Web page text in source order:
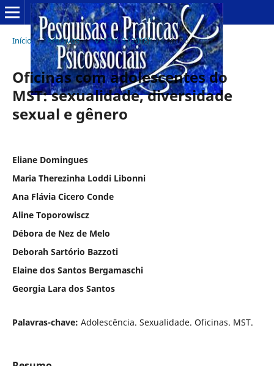
Início / Arquivos / v. 13 n. 3 (2018) / Artigos
Oficinas com adolescentes do
MST: sexualidade, diversidade
sexual e gênero
Eliane Domingues
Maria Therezinha Loddi Libonni
Ana Flávia Cicero Conde
Aline Toporowiscz
Débora de Nez de Melo
Deborah Sartório Bazzoti
Elaine dos Santos Bergamaschi
Georgia Lara dos Santos
Palavras-chave: Adolescência. Sexualidade. Oficinas. MST.